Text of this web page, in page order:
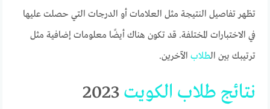
تظهر تفاصيل النتيجة مثل العلامات أو الدرجات التي حصلت عليها
في الاختبارات المختلفة. قد تكون هناك أيضًا معلومات إضافية مثل
ترتيبك بين الطلاب الآخرين.
نتائج طلاب الكويت2023